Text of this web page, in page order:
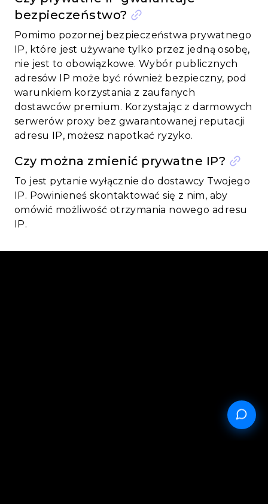
bezpieczeństwo?
Pomimo pozornej bezpieczeństwa prywatnego
IP, które jest używane tylko przez jedną osobę,
nie jest to obowiązkowe. Wybór publicznych
adresów IP może być również bezpieczny, pod
warunkiem korzystania z zaufanych
dostawców premium. Korzystając z darmowych
serwerów proxy bez gwarantowanej reputacji
adresu IP, możesz napotkać ryzyko.
Czy można zmienić prywatne IP?
To jest pytanie wyłącznie do dostawcy Twojego
IP. Powinieneś skontaktować się z nim, aby
omówić możliwość otrzymania nowego adresu
IP.